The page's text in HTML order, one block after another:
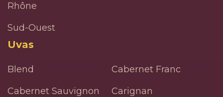
Rhône
Sud-Ouest
Uvas
Blend
Cabernet Franc
Cabernet Sauvignon
Carignan